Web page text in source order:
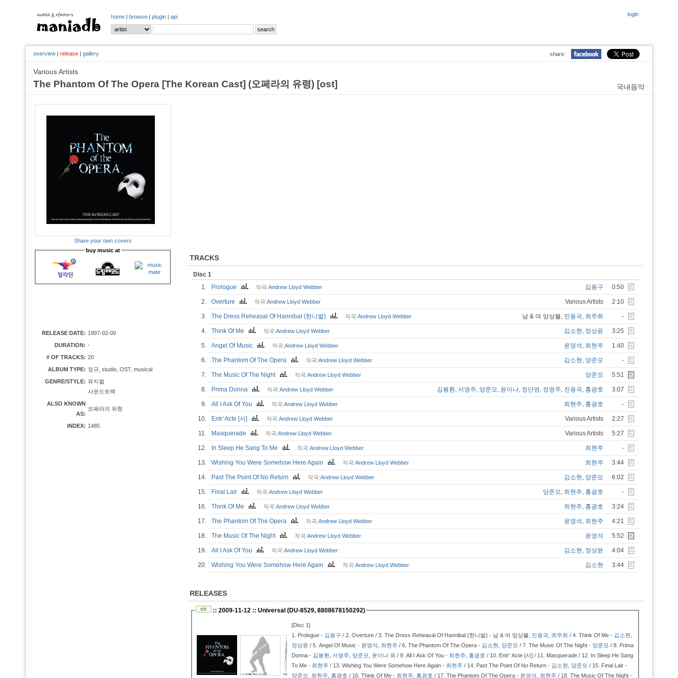
login
home | browse | plugin | api
share:
overview | release | gallery
Various Artists
국내음악
The Phantom Of The Opera [The Korean Cast] (오페라의 유령) [ost]
Share your own covers
buy music at
RELEASE DATE: 1997-02-00
DURATION: -
# OF TRACKS: 20
ALBUM TYPE: 정규, studio, OST, musical
GENRE/STYLE: 뮤지컬
사운드트랙
ALSO KNOWN
AS:
오페라의 유령
INDEX: 1485
TRACKS
Disc 1
1.
Prologue 작곡:Andrew Lloyd Webber 김용구 0:50
2. Overture 작곡:Andrew Lloyd Webber Various Artists 2:10
3. The Dress Reheasal Of Hannibal (한니발) 작곡:Andrew Lloyd Webber 남 & 여 앙상블, 진용국, 최주희 -
4. Think Of Me 작곡:Andrew Lloyd Webber 김소현 , 정상윤 3:25
5. Angel Of Music 작곡:Andrew Lloyd Webber 윤영석 , 최현주 1:40
6. The Phantom Of The Opera 작곡:Andrew Lloyd Webber 김소현 , 양준모 -
7. The Music Of The Night 작곡:Andrew Lloyd Webber 양준모 5:51
8. Prima Donna 작곡:Andrew Lloyd Webber 김봉환, 서영주, 양준모, 윤이나, 정단영, 정영주, 진용국, 홍광호 3:07
9. All I Ask Of You 작곡:Andrew Lloyd Webber 최현주, 홍광호 -
10. Entr' Acte [서] 작곡:Andrew Lloyd Webber Various Artists 2:27
11. Masquerade 작곡:Andrew Lloyd Webber Various Artists 5:27
12. In Sleep He Sang To Me 작곡:Andrew Lloyd Webber 최현주 -
13. Wishing You Were Somehow Here Again 작곡:Andrew Lloyd Webber 최현주 3:44
14. Past The Point Of No Return 작곡:Andrew Lloyd Webber 김소현 , 양준모 6:02
15. Final Lair 작곡:Andrew Lloyd Webber 양준모, 최현주, 홍광호 -
16. Think Of Me 작곡:Andrew Lloyd Webber 최현주, 홍광호 3:24
17. The Phantom Of The Opera 작곡:Andrew Lloyd Webber 윤영석 , 최현주 4:21
18. The Music Of The Night 작곡:Andrew Lloyd Webber 윤영석 5:52
19. All I Ask Of You 작곡:Andrew Lloyd Webber 김소현 , 정상윤 4:04
20. Wishing You Were Somehow Here Again 작곡:Andrew Lloyd Webber 김소현 3:44
RELEASES
:: 2009-11-12 :: Universal (DU-8529, 8808678150292)
[Disc 1]
1. Prologue - 김용구 / 2. Overture / 3. The Dress Reheasal Of Hannibal (한니발) - 남 & 여 앙상블, 진용국 최주희 / 4. Think Of Me - 김소현
정상윤 / 5. Angel Of Music - 윤영석 최현주 / 6. The Phantom Of The Opera - 김소현 양준모 / 7. The Music Of The Night - 양준모 / 8. Prima
Donna - 김봉환 서영주 양준모 윤이나 외 / 9. All I Ask Of You - 최현주 홍광호 / 10. Entr' Acte [서] / 11. Masquerade / 12. In Sleep He Sang
To Me - 최현주 / 13. Wishing You Were Somehow Here Again - 최현주 / 14. Past The Point Of No Return - 김소현 양준모 / 15. Final Lair -
양준모
최현주 홍광호 / 16. Think Of Me - 최현주 홍광호 / 17. The Phantom Of The Opera - 윤영석 최현주 / 18. The Music Of The Night -